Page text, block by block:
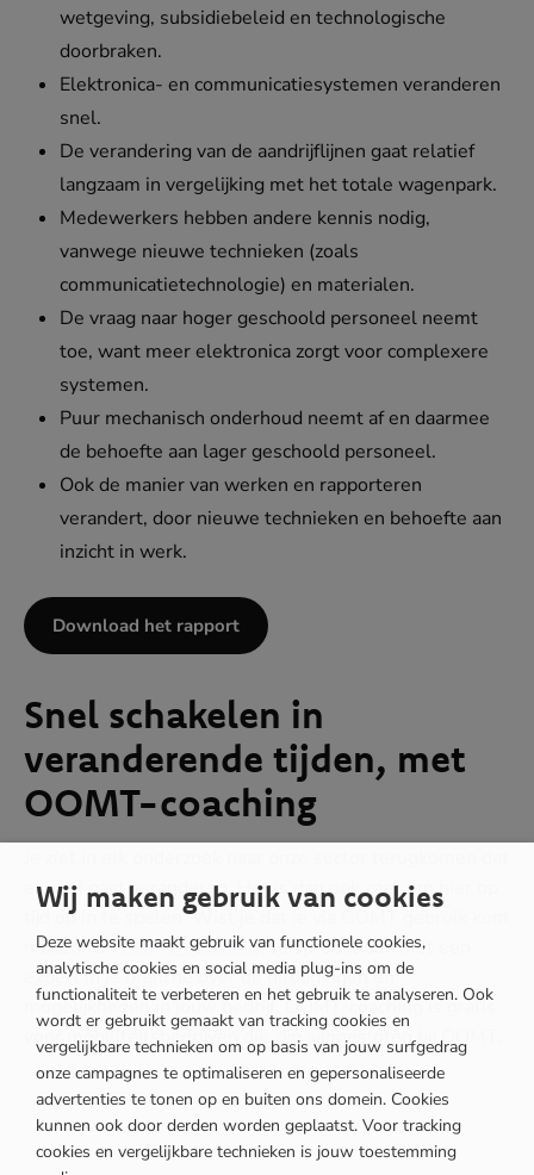
wetgeving, subsidiebeleid en technologische
doorbraken.
Elektronica- en communicatiesystemen veranderen
snel.
De verandering van de aandrijflijnen gaat relatief
langzaam in vergelijking met het totale wagenpark.
Medewerkers hebben andere kennis nodig,
vanwege nieuwe technieken (zoals
communicatietechnologie) en materialen.
De vraag naar hoger geschoold personeel neemt
toe, want meer elektronica zorgt voor complexere
systemen.
Puur mechanisch onderhoud neemt af en daarmee
de behoefte aan lager geschoold personeel.
Ook de manier van werken en rapporteren
verandert, door nieuwe technieken en behoefte aan
inzicht in werk.
Download het rapport
Snel schakelen in
veranderende tijden, met
OOMT-coaching
er veel gaat veranderen. Het is dan ook zaak om hier op
tijd op in te spelen. Wist je dat je via OOMT gebruik kunt
maken vanOOMT-coaching? Je spreekt dan met een
expert in je branche over de uitdagingen en
mogelijkheden in jouw bedrijf. OOMT-coaching is gratis
voor mobiliteitsbedrijven die zijn aangesloten bij OOMT.
Wij maken gebruik van cookies
Deze website maakt gebruik van functionele cookies,
analytische cookies en social media plug-ins om de
functionaliteit te verbeteren en het gebruik te analyseren. Ook
wordt er gebruikt gemaakt van tracking cookies en
vergelijkbare technieken om op basis van jouw surfgedrag
onze campagnes te optimaliseren en gepersonaliseerde
advertenties te tonen op en buiten ons domein. Cookies
kunnen ook door derden worden geplaatst. Voor tracking
cookies en vergelijkbare technieken is jouw toestemming